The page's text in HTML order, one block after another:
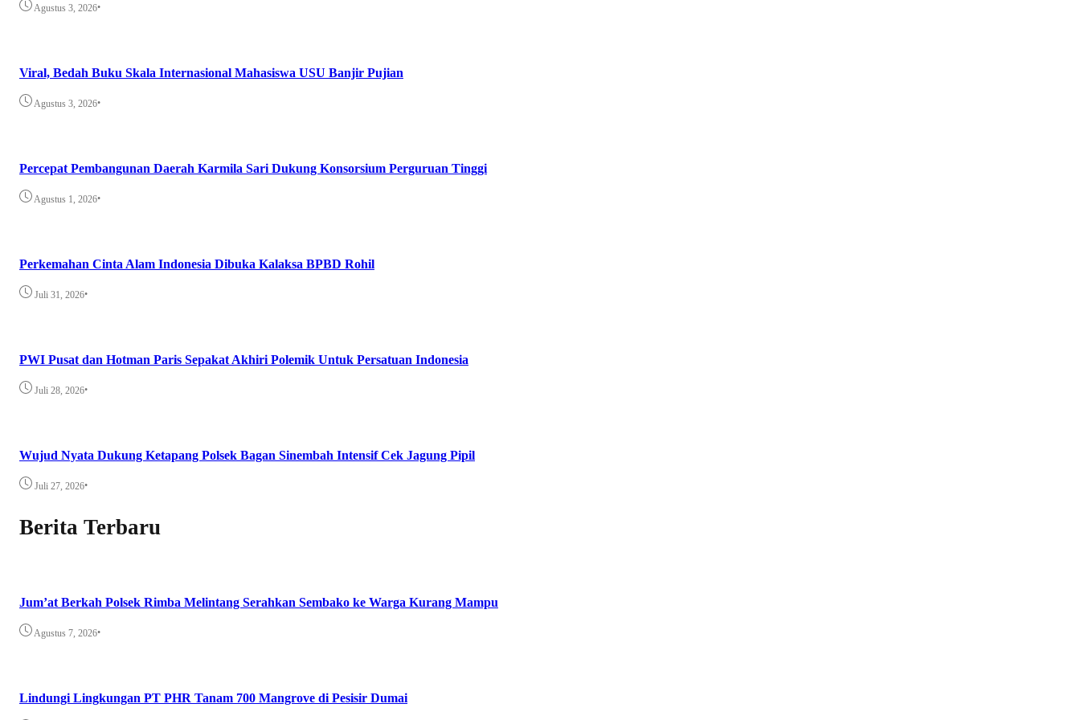
Agustus 3, 2026•
Viral, Bedah Buku Skala Internasional Mahasiswa USU Banjir Pujian
Agustus 3, 2026•
Percepat Pembangunan Daerah Karmila Sari Dukung Konsorsium Perguruan Tinggi
Agustus 1, 2026•
Perkemahan Cinta Alam Indonesia Dibuka Kalaksa BPBD Rohil
Juli 31, 2026•
PWI Pusat dan Hotman Paris Sepakat Akhiri Polemik Untuk Persatuan Indonesia
Juli 28, 2026•
Wujud Nyata Dukung Ketapang Polsek Bagan Sinembah Intensif Cek Jagung Pipil
Juli 27, 2026•
Berita Terbaru
Jum’at Berkah Polsek Rimba Melintang Serahkan Sembako ke Warga Kurang Mampu
Agustus 7, 2026•
Lindungi Lingkungan PT PHR Tanam 700 Mangrove di Pesisir Dumai